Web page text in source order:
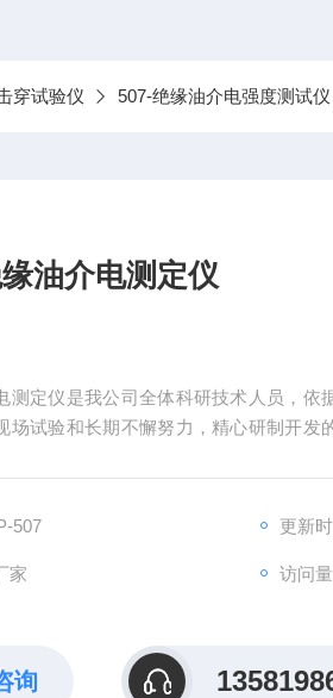
穿试验仪 507-绝缘油介电强度测试仪
油介电测定仪
测定仪是我公司全体科研技术人员，依
场试验和长期不懈努力，精心研制开发
方。由于采用了全自动数字化微机控
507
更新
家 访问
询